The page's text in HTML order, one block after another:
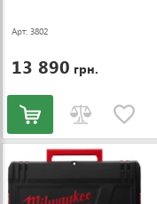
Арт: 3802
13 890 грн.